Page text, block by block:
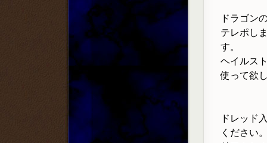
ドラゴン
テレポし
す。
ヘイルス
使って欲
ドレッド
ください